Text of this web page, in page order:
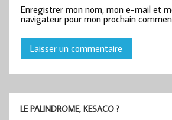
Enregistrer mon nom, mon e-mail et
navigateur pour mon prochain
LE PALINDROME, KESACO ?